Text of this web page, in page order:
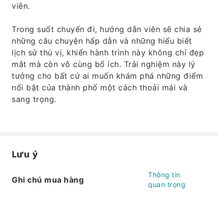
viên.
Trong suốt chuyến đi, hướng dẫn viên sẽ chia sẻ
những câu chuyện hấp dẫn và những hiểu biết
lịch sử thú vị, khiến hành trình này không chỉ đẹp
mắt mà còn vô cùng bổ ích. Trải nghiệm này lý
tưởng cho bất cứ ai muốn khám phá những điểm
nổi bật của thành phố một cách thoải mái và
sang trọng.
Lưu ý
Ghi chú mua hàng
Thông tin
quan trọng